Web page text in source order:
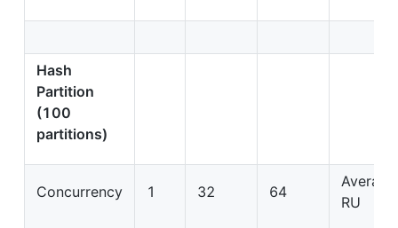
Hash
Partition
(100
partitions)
Concurrency 1 32 64
Average
RU